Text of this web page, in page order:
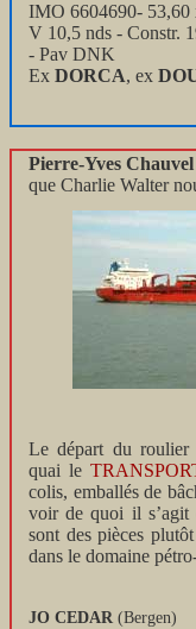
IMO 6604690-
V 10,5 nds - Constr.
- Pav DNK
Ex DORCA, ex
Pierre-Yves Chauvel
que Charlie Walter
Le départ du
quai le
colis, emballés de
voir de quoi il s’agit
sont des pièces
dans le domaine
JO CEDAR (Bergen)